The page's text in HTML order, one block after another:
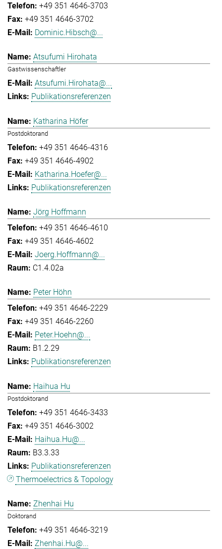
+49 351 4646-3703
+49 351 4646-3702
Dominic.Hibsch@...
Atsufumi Hirohata
Gastwissenschaftler
Atsufumi.Hirohata@...
Publikationsreferenzen
Katharina Höfer
Postdoktorand
+49 351 4646-4316
+49 351 4646-4902
Katharina.Hoefer@...
Publikationsreferenzen
Jörg Hoffmann
+49 351 4646-4610
+49 351 4646-4602
Joerg.Hoffmann@...
C1.4.02a
Peter Höhn
+49 351 4646-2229
+49 351 4646-2260
Peter.Hoehn@...
B1.2.29
Publikationsreferenzen
Haihua Hu
Postdoktorand
+49 351 4646-3433
+49 351 4646-3002
Haihua.Hu@...
B3.3.33
Publikationsreferenzen
Thermoelectrics & Topology
Zhenhai Hu
Doktorand
+49 351 4646-3219
Zhenhai.Hu@...